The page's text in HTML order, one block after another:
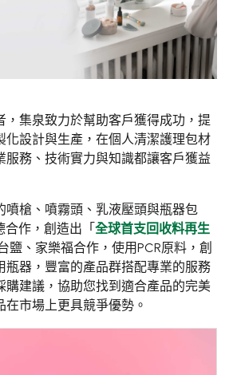
，集泉致力於幫助客戶獲得成功，提
化設計與生產，在個人清潔護理包材
服務、技術實力與知識都讓客戶獲益
噴槍、噴霧頭、乳液壓頭與瓶器包
合作，創造出「全球首支回收料再生
鹽、家樂福合作，使用PCR原料，創
瓶器，豐富的產品群搭配專業的服務
購建議，協助您找到適合產品的完美
市場上更具競爭優勢。